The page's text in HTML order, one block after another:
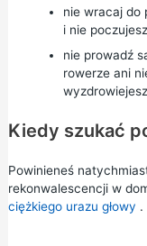
nie wracaj do
i nie
nie prowadź
rowerze ani
Kiedy szukać
Powinieneś
rekonwalescencji w
ciężkiego urazu głowy .